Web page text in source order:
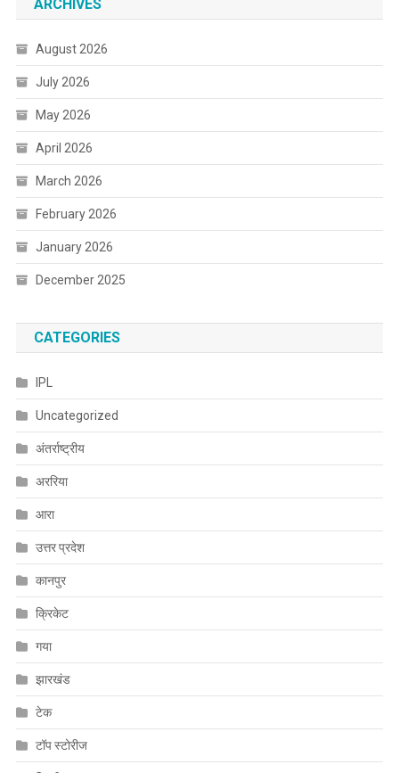
ARCHIVES
August 2026
July 2026
May 2026
April 2026
March 2026
February 2026
January 2026
December 2025
CATEGORIES
IPL
Uncategorized
अंतर्राष्ट्रीय
अररिया
आरा
उत्तर प्रदेश
कानपुर
क्रिकेट
गया
झारखंड
टेक
टॉप स्टोरीज